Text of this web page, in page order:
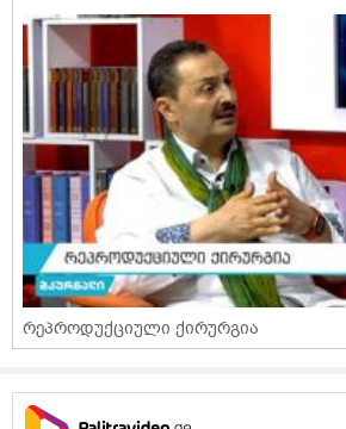
რეპროდუქციული ქირურგია